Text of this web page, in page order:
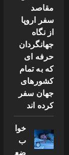
مقاصد
سفر اروپا
از نگاه
جهانگردان
حرفه ای
که به تمام
کشورهای
جهان سفر
کرده اند
خوا
ب
ضع